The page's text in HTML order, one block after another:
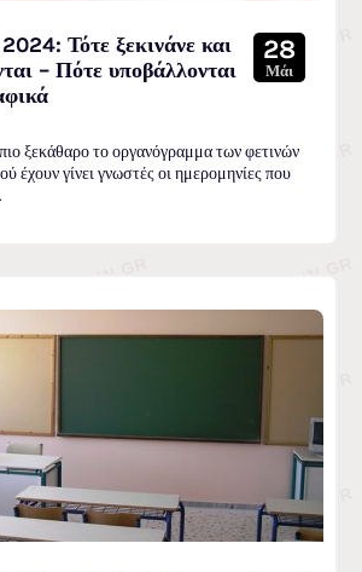
Τότε ξεκινάνε και
– Πότε υποβάλλονται
28
Μάι
ξεκάθαρο το οργανόγραμμα των φετινών
έχουν γίνει γνωστές οι ημερομηνίες που